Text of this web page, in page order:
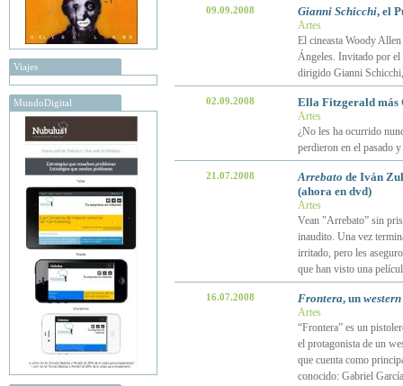
Viajes
MundoDigital
09.09.2008 Gianni Schicchi, el
Artes
El cineasta Woody Allen
Ángeles. Invitado por
dirigido Gianni
02.09.2008 Ella Fitzgerald más
Artes
¿No les ha ocurrido
perdieron en el pasado
21.07.2008 Arrebato de Iván
(ahora en dvd)
Artes
Vean "Arrebato” sin
inaudito. Una vez
irritado, pero les
que han visto una
16.07.2008 Frontera, un western
Artes
“Frontera” es un
el protagonista de un
que cuenta como
conocido: Gabriel